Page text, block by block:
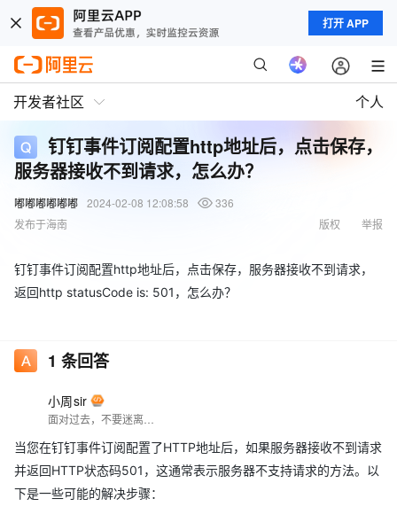
打开 APP
开发者社区 个人
钉钉事件订阅配置http地址后，点击保存，
服务器接收不到请求，怎么办？
嘟嘟嘟嘟嘟嘟 2024-02-08 12:08:58
336
发布于海南
举报
版权
钉钉事件订阅配置http地址后，点击保存，服务器接收不到请求，
返回http statusCode is: 501，怎么办？
1 条回答
小周sir
当您在钉钉事件订阅配置了HTTP地址后，如果服务器接收不到请求
并返回HTTP状态码501，这通常表示服务器不支持请求的方法。以
下是一些可能的解决步骤：